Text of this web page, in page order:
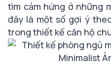
tìm cảm hứng ở những
đây là một số gợi ý
trong thiết kế căn hộ